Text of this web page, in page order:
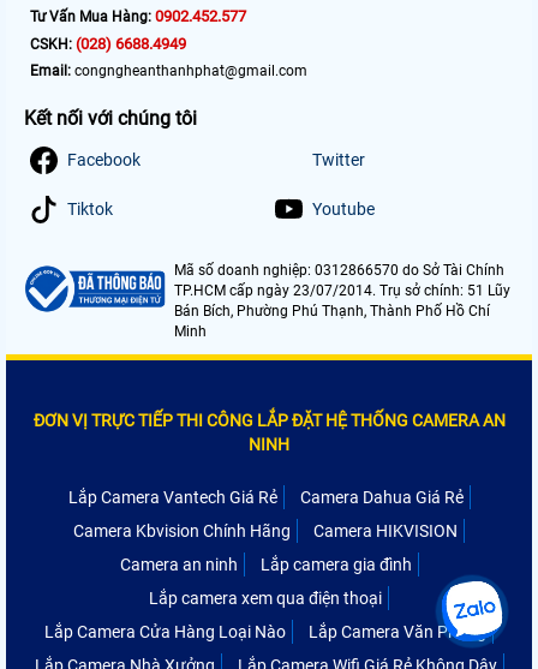
Tư Vấn Mua Hàng: 0902.452.577
CSKH: (028) 6688.4949
Email: congngheanthanhphat@gmail.com
Kết nối với chúng tôi
Facebook Twitter
Tiktok Youtube
Mã số doanh nghiệp: 0312866570 do Sở Tài Chính
TP.HCM cấp ngày 23/07/2014. Trụ sở chính: 51 Lũy
Bán Bích, Phường Phú Thạnh, Thành Phố Hồ Chí
Minh
ĐƠN VỊ TRỰC TIẾP THI CÔNG LẮP ĐẶT HỆ THỐNG CAMERA AN
NINH
Lắp Camera Vantech Giá Rẻ
Camera Dahua Giá Rẻ
Camera Kbvision Chính Hãng
Camera HIKVISION
Camera an ninh
Lắp camera gia đình
Lắp camera xem qua điện thoại
Lắp Camera Cửa Hàng Loại Nào
Lắp Camera Văn Phòng